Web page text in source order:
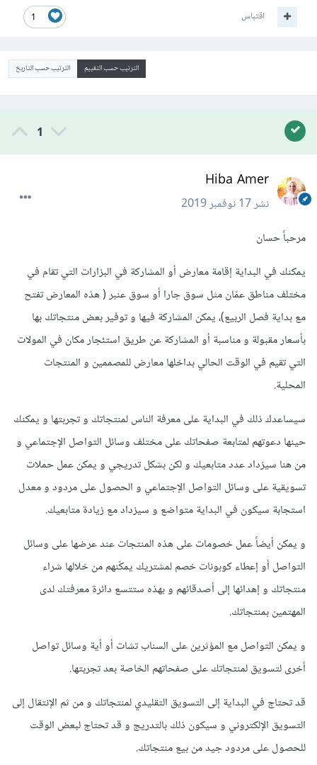
1 اقتباس
الترتيب حسب التقييم الترتيب حسب التاريخ
1
Hiba Amer
نشر17 نوفمبر 2019
مرحباً حسان
يمكنك في البداية إقامة معارض أو المشاركة في البزارات التي تقام في
مختلف مناطق عمّان مثل سوق جارا أو سوق عنبر ( هذه المعارض تفتح
مع بداية فصل الربيع)، يمكن المشاركة فيها و توفير بعض منتجاتك بها
بأسعار مقبولة و مناسبة أو المشاركة عن طريق استئجار مكان في المولات
التي تقيم في الوقت الحالي بداخلها معارض للمصممين و المنتجات
المحلية.
سيساعدك ذلك في البداية على معرفة الناس لمنتجاتك و تجربتها و يمكنك
حينها دعوتهم لمتابعة صفحاتك على مختلف وسائل التواصل الإجتماعي و
من هنا سيزداد عدد متابعيك و لكن بشكل تدريجي و يمكن عمل حملات
تسويقية على وسائل التواصل الإجتماعي و الحصول على مردود و معدل
استجابة سيكون في البداية متواضع و سيزداد مع زيادة متابعيك.
و يمكن أيضاً عمل خصومات على هذه المنتجات عند عرضها على وسائل
التواصل أو إعطاء كوبونات خصم لمشتريك يمكّنهم من خلالها شراء
منتجاتك و إهدائها إلى أصدقائهم و بهذه ستتسع دائرة معرفتك لدى
المهتمين بمنتجاتك.
و يمكن التواصل مع المؤثرين على السناب تشات أو أية وسائل تواصل
أخرى لتسويق لمنتجاتك على صفحاتهم الخاصة بعد تجربتها.
قد تحتاج في البداية إلى التسويق التقليدي لمنتجاتك و من ثم الإنتقال إلى
التسويق الإلكتروني و سيكون ذلك بالتدريج و قد تحتاج لبعض الوقت
للحصول على مردود جيد من بيع منتجاتك.